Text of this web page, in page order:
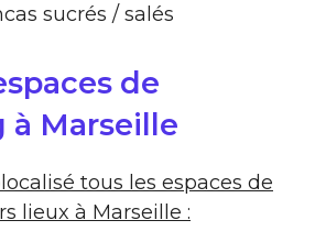
sucrés / salés
de
Marseille
tous les espaces de
lieux à Marseille :